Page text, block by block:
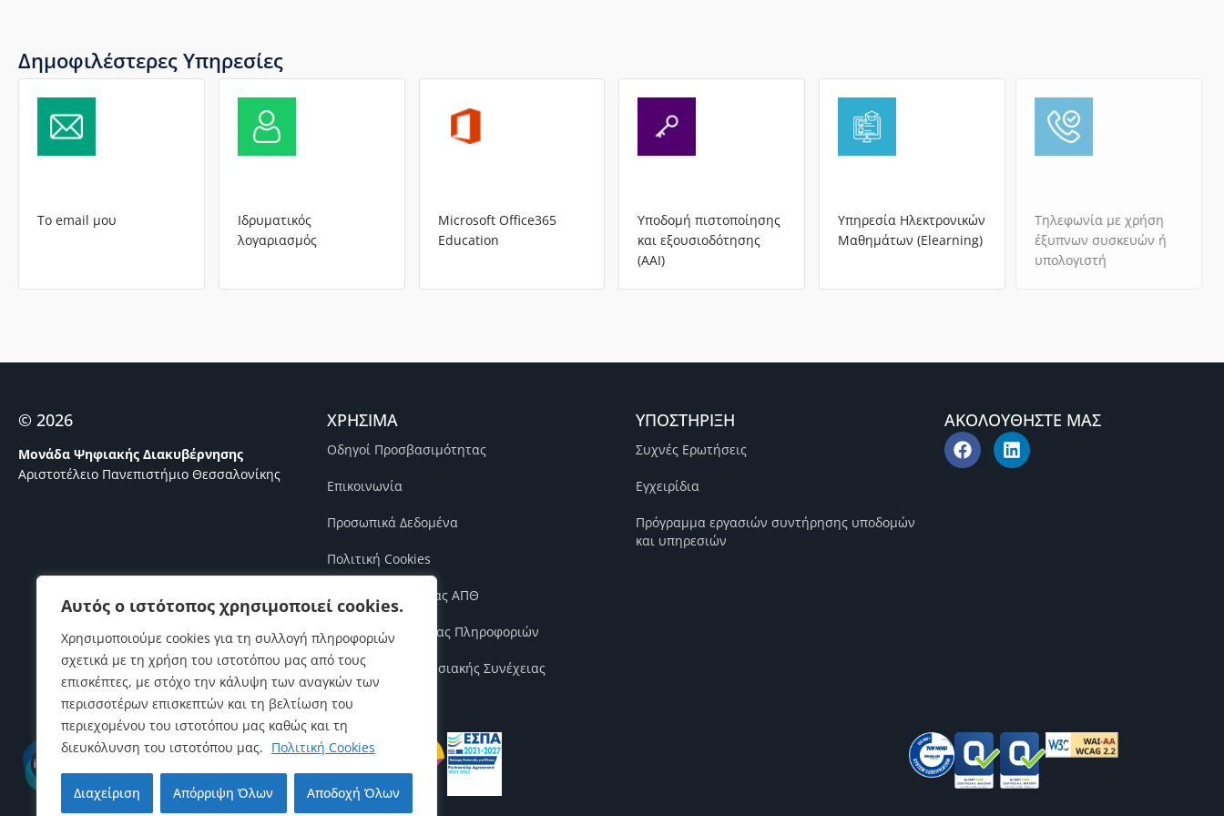
Αυτός ο ιστότοπος χρησιμοποιεί cookies.
Χρησιμοποιούμε cookies για τη συλλογή πληροφοριών
σχετικά με τη χρήση του ιστοτόπου μας από τους
επισκέπτες, με στόχο την κάλυψη των αναγκών των
περισσοτέρων επισκεπτών και τη βελτίωση του
περιεχομένου του ιστοτόπου μας καθώς και τη
διευκόλυνση του ιστοτόπου μας. Πολιτική Cookies
Διαχείριση Απόρριψη Όλων Αποδοχή Όλων
Δημοφιλέστερες Υπηρεσίες
Το email μου
Ιδρυματικός
λογαριασμός
Microsoft Office365
Education
Υποδομή πιστοποίησης
και εξουσιοδότησης
(AAI)
Υπηρεσία Ηλεκτρονικών
Μαθημάτων (Elearning)
Τηλεφωνία με χρήση
έξυπνων συσκευών ή
υπολογιστή
© 2026
Μονάδα Ψηφιακής Διακυβέρνησης
Αριστοτέλειο Πανεπιστήμιο Θεσσαλονίκης
ΧΡΗΣΙΜΑ
Οδηγοί Προσβασιμότητας
Επικοινωνία
Προσωπικά Δεδομένα
Πολιτική Cookies
Πολιτική Ποιότητας ΑΠΘ
Πολιτική Ασφάλειας Πληροφοριών
Πολιτική Επιχειρησιακής Συνέχειας
ΥΠΟΣΤΗΡΙΞΗ
Συχνές Ερωτήσεις
Εγχειρίδια
Πρόγραμμα εργασιών συντήρησης υποδομών
και υπηρεσιών
ΑΚΟΛΟΥΘΗΣΤΕ ΜΑΣ